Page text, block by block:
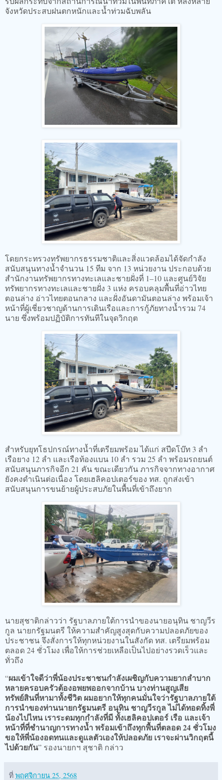
จังหวัดประสบฝนตกหนักและน้ำท่วมฉับพลัน
โดยกระทรวงทรัพยากรธรรมชาติและสิ่งแวดล้อมได้จัดกำลัง
สนับสนุนทางน้ำจำนวน 15 ทีม จาก 13 หน่วยงาน ประกอบด้วย
สำนักงานทรัพยากรทางทะเลและชายฝั่งที่ 1–10 และศูนย์วิจัย
ทรัพยากรทางทะเลและชายฝั่ง 3 แห่ง ครอบคลุมพื้นที่อ่าวไทย
ตอนล่าง อ่าวไทยตอนกลาง และฝั่งอันดามันตอนล่าง พร้อมเจ้า
หน้าที่ผู้เชี่ยวชาญด้านการเดินเรือและการกู้ภัยทางน้ำรวม 74
นาย ซึ่งพร้อมปฏิบัติการทันทีในจุดวิกฤต
สำหรับยุทโธปกรณ์ทางน้ำที่เตรียมพร้อม ได้แก่ สปีดโบ๊ท 3 ลำ
เรือยาง 12 ลำ และเรือท้องแบน 10 ลำ รวม 25 ลำ พร้อมรถยนต์
สนับสนุนภารกิจอีก 21 คัน ขณะเดียวกัน ภารกิจจากทางอากาศ
ยังคงดำเนินต่อเนื่อง โดยเฮลิคอปเตอร์ของ ทส. ถูกส่งเข้า
สนับสนุนการขนย้ายผู้ประสบภัยในพื้นที่เข้าถึงยาก
นายสุชาติกล่าวว่า รัฐบาลภายใต้การนำของนายอนุทิน ชาญวีร
กูล นายกรัฐมนตรี ให้ความสำคัญสูงสุดกับความปลอดภัยของ
ประชาชน จึงสั่งการให้ทุกหน่วยงานในสังกัด ทส. เตรียมพร้อม
ตลอด 24 ชั่วโมง เพื่อให้การช่วยเหลือเป็นไปอย่างรวดเร็วและ
ทั่วถึง
“ผมเข้าใจดีว่าพี่น้องประชาชนกำลังเผชิญกับความยากลำบาก
หลายครอบครัวต้องอพยพออกจากบ้าน บางท่านสูญเสีย
ทรัพย์สินที่หามาทั้งชีวิต ผมอยากให้ทุกคนมั่นใจว่ารัฐบาลภายใต้
การนำของท่านนายกรัฐมนตรี อนุทิน ชาญวีรกูล ไม่ได้ทอดทิ้งพี่
น้องไปไหน เราระดมทุกกำลังที่มี ทั้งเฮลิคอปเตอร์ เรือ และเจ้า
หน้าที่ที่ชำนาญการทางน้ำ พร้อมเข้าถึงทุกพื้นที่ตลอด 24 ชั่วโมง
ขอให้พี่น้องอดทนและดูแลตัวเองให้ปลอดภัย เราจะผ่านวิกฤตนี้
ไปด้วยกัน” รองนายกฯ สุชาติ กล่าว
ที่ พฤศจิกายน 25, 2568